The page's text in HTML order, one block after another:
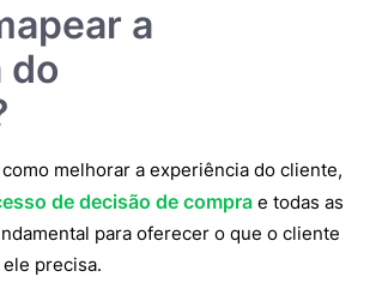
a
do
melhorar a experiência do cliente,
de decisão de compra e todas as
para oferecer o que o cliente
precisa.